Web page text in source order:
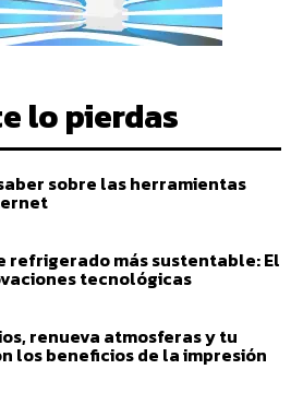
lo pierdas
sobre las herramientas
refrigerado más sustentable: El
tecnológicas
renueva atmosferas y tu
los beneficios de la impresión